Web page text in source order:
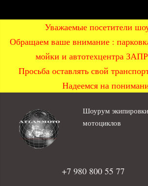
Уважаемые посетители
Обращаем ваше внимание :
мойки и автотехцентра
Просьба оставлять свой
Надеемся на
Шоурум
мотоциклов
+7 980 800 55 77